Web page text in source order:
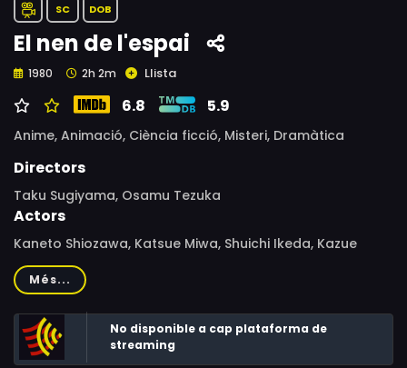
SC DOB
El nen de l'espai
1980 2h 2m Llista
6.8 5.9
Anime, Animació, Ciència ficció, Misteri, Dramàtica
Directors
Taku Sugiyama, Osamu Tezuka
Actors
Kaneto Shiozawa, Katsue Miwa, Shuichi Ikeda, Kazue
Takahashi, Kazuo Kumakura, Hiroshi Ôtake, Keiko
Takeshita, Shūichirō Moriyama, Yasuo Hisamatsu, Masatô
Ibu, Toshiko Fujita, Osamu Kobayashi
Més...
No disponible a cap plataforma de
streaming